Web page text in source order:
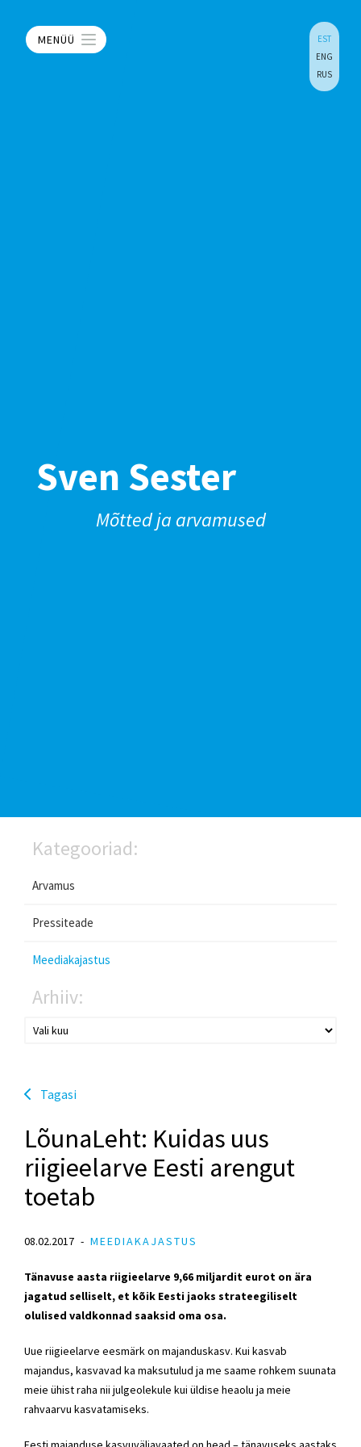
MENÜÜ
EST
ENG
RUS
Sven Sester
Mõtted ja arvamused
Kategooriad:
Arvamus
Pressiteade
Meediakajastus
Arhiiv:
Tagasi
LõunaLeht: Kuidas uus
riigieelarve Eesti arengut
toetab
08.02.2017 MEEDIAKAJASTUS
Tänavuse aasta riigieelarve 9,66 miljardit eurot on ära
jagatud selliselt, et kõik Eesti jaoks strateegiliselt
olulised valdkonnad saaksid oma osa.
Uue riigieelarve eesmärk on majanduskasv. Kui kasvab
majandus, kasvavad ka maksutulud ja me saame rohkem suunata
meie ühist raha nii julgeolekule kui üldise heaolu ja meie
rahvaarvu kasvatamiseks.